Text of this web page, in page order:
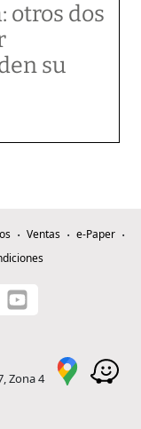
otros dos
su
Ventas
e-Paper
Zona 4